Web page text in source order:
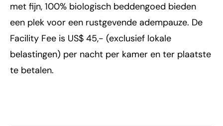
met fijn, 100% biologisch beddengoed bieden
een plek voor een rustgevende adempauze. De
Facility Fee is US$ 45,- (exclusief lokale
belastingen) per nacht per kamer en ter plaatste
te betalen.